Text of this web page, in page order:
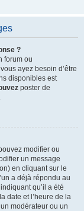
?
forum ou
ayez besoin d’être
disponibles est
poster de
modifier ou
un message
en cliquant sur le
a déjà répondu au
qu’il a été
date et l’heure de la
modérateur ou un